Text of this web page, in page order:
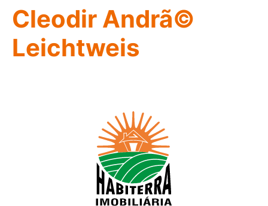
Cleodir Andrã©
Leichtweis